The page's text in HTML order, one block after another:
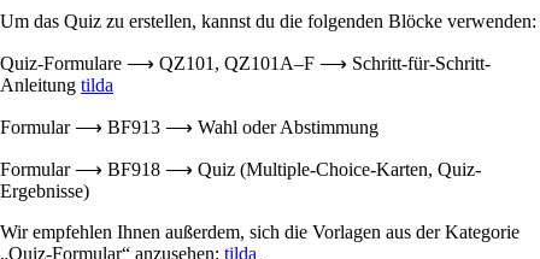
Um das Quiz zu erstellen, kannst du die folgenden Blöcke verwenden:
Quiz-Formulare ⟶ QZ101, QZ101A–F ⟶ Schritt-für-Schritt-
Anleitung tilda
Formular ⟶ BF913 ⟶ Wahl oder Abstimmung
Formular ⟶ BF918 ⟶ Quiz (Multiple-Choice-Karten, Quiz-
Ergebnisse)
Wir empfehlen Ihnen außerdem, sich die Vorlagen aus der Kategorie
„Quiz-Formular“ anzusehen: tilda